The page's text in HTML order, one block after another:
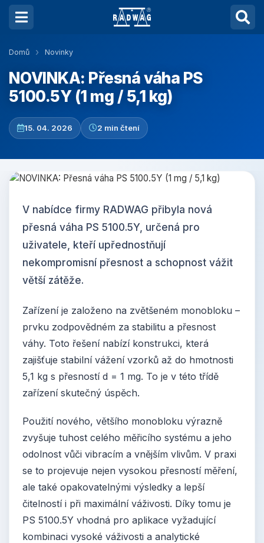
Domů Novinky
NOVINKA: Přesná váha PS
5100.5Y (1 mg / 5,1 kg)
15. 04. 2026 2 min čtení
V nabídce firmy RADWAG přibyla nová
přesná váha PS 5100.5Y, určená pro
uživatele, kteří upřednostňují
nekompromisní přesnost a schopnost vážit
větší zátěže.
Zařízení je založeno na zvětšeném monobloku –
prvku zodpovědném za stabilitu a přesnost
váhy. Toto řešení nabízí konstrukci, která
zajišťuje stabilní vážení vzorků až do hmotnosti
5,1 kg s přesností d = 1 mg. To je v této třídě
zařízení skutečný úspěch.
Použití nového, většího monobloku výrazně
zvyšuje tuhost celého měřicího systému a jeho
odolnost vůči vibracím a vnějším vlivům. V praxi
se to projevuje nejen vysokou přesností měření,
ale také opakovatelnými výsledky a lepší
čitelností i při maximální váživosti. Díky tomu je
PS 5100.5Y vhodná pro aplikace vyžadující
kombinaci vysoké váživosti a analytické